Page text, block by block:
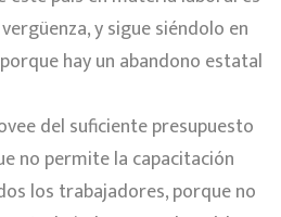
y sigue siéndolo en
hay un abandono estatal
del suficiente presupuesto
no permite la capacitación
los trabajadores, porque no